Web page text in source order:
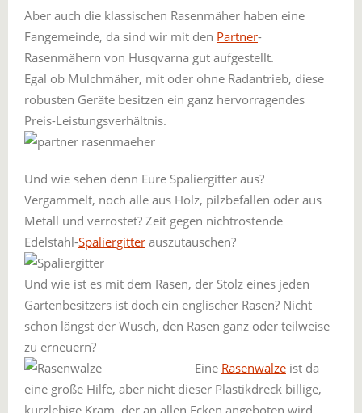
Aber auch die klassischen Rasenmäher haben eine
Fangemeinde, da sind wir mit den Partner-
Rasenmähern von Husqvarna gut aufgestellt.
Egal ob Mulchmäher, mit oder ohne Radantrieb, diese
robusten Geräte besitzen ein ganz hervorragendes
Preis-Leistungsverhältnis.
Und wie sehen denn Eure Spaliergitter aus?
Vergammelt, noch alle aus Holz, pilzbefallen oder aus
Metall und verrostet? Zeit gegen nichtrostende
Edelstahl-Spaliergitter auszutauschen?
Und wie ist es mit dem Rasen, der Stolz eines jeden
Gartenbesitzers ist doch ein englischer Rasen? Nicht
schon längst der Wusch, den Rasen ganz oder teilweise
zu erneuern?
Eine Rasenwalze ist da
eine große Hilfe, aber nicht dieser Plastikdreck billige,
kurzlebige Kram, der an allen Ecken angeboten wird,